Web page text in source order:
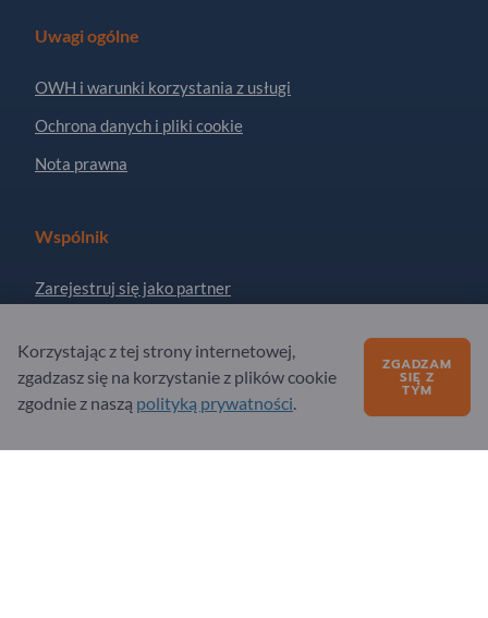
Uwagi ogólne
OWH i warunki korzystania z usługi
Ochrona danych i pliki cookie
Nota prawna
Wspólnik
Zarejestruj się jako partner
Masz pytania?
Często zadawane pytania (FAQ)
Korzystając z tej strony internetowej,
zgadzasz się na korzystanie z plików cookie
zgodnie z naszą polityką prywatności.
ZGADZAM
SIĘ Z
TYM